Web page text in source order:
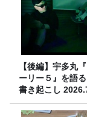
【後編】宇多丸
ーリー５』を語
書き起こし